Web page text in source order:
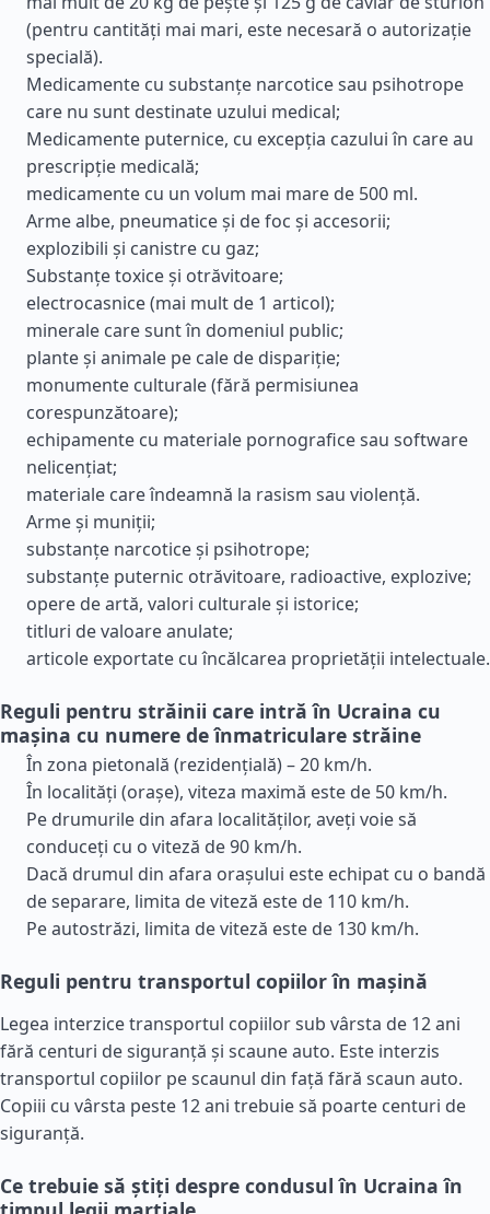
(pentru cantități mai mari, este necesară o autorizație
specială).
Medicamente cu substanțe narcotice sau psihotrope
care nu sunt destinate uzului medical;
Medicamente puternice, cu excepția cazului în care au
prescripție medicală;
medicamente cu un volum mai mare de 500 ml.
Arme albe, pneumatice și de foc și accesorii;
explozibili și canistre cu gaz;
Substanțe toxice și otrăvitoare;
electrocasnice (mai mult de 1 articol);
minerale care sunt în domeniul public;
plante și animale pe cale de dispariție;
monumente culturale (fără permisiunea
corespunzătoare);
echipamente cu materiale pornografice sau software
nelicențiat;
materiale care îndeamnă la rasism sau violență.
Arme și muniții;
substanțe narcotice și psihotrope;
substanțe puternic otrăvitoare, radioactive, explozive;
opere de artă, valori culturale și istorice;
titluri de valoare anulate;
articole exportate cu încălcarea proprietății intelectuale.
Reguli pentru străinii care intră în Ucraina cu
mașina cu numere de înmatriculare străine
În zona pietonală (rezidențială) – 20 km/h.
În localități (orașe), viteza maximă este de 50 km/h.
Pe drumurile din afara localităților, aveți voie să
conduceți cu o viteză de 90 km/h.
Dacă drumul din afara orașului este echipat cu o bandă
de separare, limita de viteză este de 110 km/h.
Pe autostrăzi, limita de viteză este de 130 km/h.
Reguli pentru transportul copiilor în mașină
Legea interzice transportul copiilor sub vârsta de 12 ani
fără centuri de siguranță și scaune auto. Este interzis
transportul copiilor pe scaunul din față fără scaun auto.
Copiii cu vârsta peste 12 ani trebuie să poarte centuri de
siguranță.
Ce trebuie să știți despre condusul în Ucraina în